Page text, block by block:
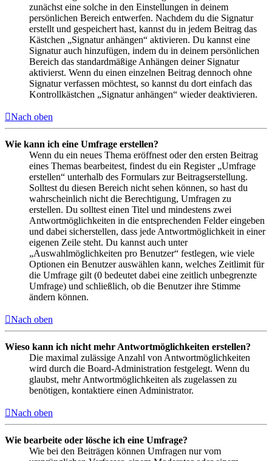
zunächst eine solche in den Einstellungen in deinem
persönlichen Bereich entwerfen. Nachdem du die Signatur
erstellt und gespeichert hast, kannst du in jedem Beitrag das
Kästchen „Signatur anhängen“ aktivieren. Du kannst eine
Signatur auch hinzufügen, indem du in deinem persönlichen
Bereich das standardmäßige Anhängen deiner Signatur
aktivierst. Wenn du einen einzelnen Beitrag dennoch ohne
Signatur verfassen möchtest, so kannst du dort einfach das
Kontrollkästchen „Signatur anhängen“ wieder deaktivieren.
Nach oben
Wie kann ich eine Umfrage erstellen?
Wenn du ein neues Thema eröffnest oder den ersten Beitrag
eines Themas bearbeitest, findest du ein Register „Umfrage
erstellen“ unterhalb des Formulars zur Beitragserstellung.
Solltest du diesen Bereich nicht sehen können, so hast du
wahrscheinlich nicht die Berechtigung, Umfragen zu
erstellen. Du solltest einen Titel und mindestens zwei
Antwortmöglichkeiten in die entsprechenden Felder eingeben
und dabei sicherstellen, dass jede Antwortmöglichkeit in einer
eigenen Zeile steht. Du kannst auch unter
„Auswahlmöglichkeiten pro Benutzer“ festlegen, wie viele
Optionen ein Benutzer auswählen kann, welches Zeitlimit für
die Umfrage gilt (0 bedeutet dabei eine zeitlich unbegrenzte
Umfrage) und schließlich, ob die Benutzer ihre Stimme
ändern können.
Nach oben
Wieso kann ich nicht mehr Antwortmöglichkeiten erstellen?
Die maximal zulässige Anzahl von Antwortmöglichkeiten
wird durch die Board-Administration festgelegt. Wenn du
glaubst, mehr Antwortmöglichkeiten als zugelassen zu
benötigen, kontaktiere einen Administrator.
Nach oben
Wie bearbeite oder lösche ich eine Umfrage?
Wie bei den Beiträgen können Umfragen nur vom